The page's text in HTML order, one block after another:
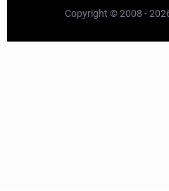
Copyright © 2008 -